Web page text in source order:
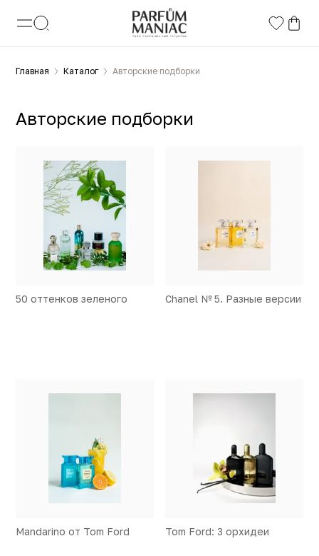
Главная Каталог Авторские подборки
Авторские подборки
50 оттенков зеленого Chanel № 5. Разные версии
Mandarino от Tom Ford Tom Ford: 3 орхидеи